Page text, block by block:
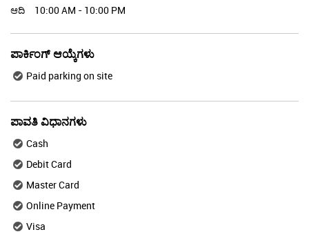
ಆದಿ
10:00 AM - 10:00 PM
ಪಾರ್ಕಿಂಗ್ ಆಯ್ಕೆಗಳು
Paid parking on site
ಪಾವತಿ ವಿಧಾನಗಳು
Cash
Debit Card
Master Card
Online Payment
Visa